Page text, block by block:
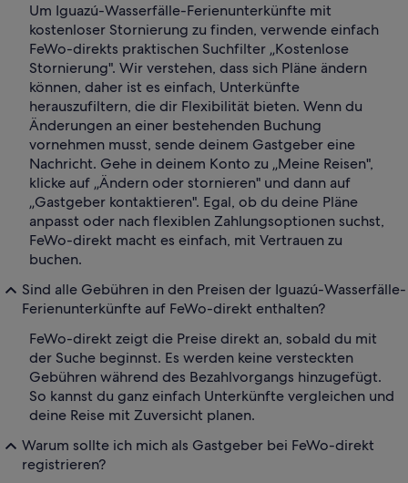
Um Iguazú-Wasserfälle-Ferienunterkünfte mit
kostenloser Stornierung zu finden, verwende einfach
FeWo-direkts praktischen Suchfilter „Kostenlose
Stornierung". Wir verstehen, dass sich Pläne ändern
können, daher ist es einfach, Unterkünfte
herauszufiltern, die dir Flexibilität bieten. Wenn du
Änderungen an einer bestehenden Buchung
vornehmen musst, sende deinem Gastgeber eine
Nachricht. Gehe in deinem Konto zu „Meine Reisen",
klicke auf „Ändern oder stornieren" und dann auf
„Gastgeber kontaktieren". Egal, ob du deine Pläne
anpasst oder nach flexiblen Zahlungsoptionen suchst,
FeWo-direkt macht es einfach, mit Vertrauen zu
buchen.
Sind alle Gebühren in den Preisen der Iguazú-Wasserfälle-
Ferienunterkünfte auf FeWo-direkt enthalten?
FeWo-direkt zeigt die Preise direkt an, sobald du mit
der Suche beginnst. Es werden keine versteckten
Gebühren während des Bezahlvorgangs hinzugefügt.
So kannst du ganz einfach Unterkünfte vergleichen und
deine Reise mit Zuversicht planen.
Warum sollte ich mich als Gastgeber bei FeWo-direkt
registrieren?